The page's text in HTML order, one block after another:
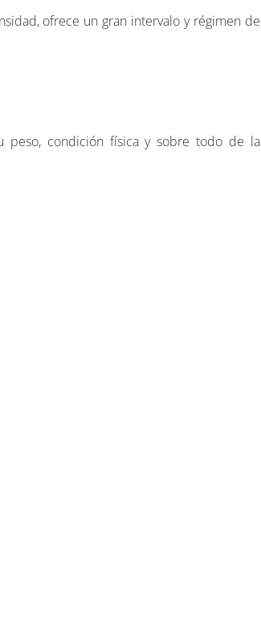
ofrece un gran intervalo y régimen de
peso, condición física y sobre todo de la